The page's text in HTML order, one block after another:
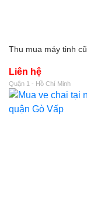
Thu mua máy tinh cũ
Liên hệ
Quận 1 - Hồ Chí Minh